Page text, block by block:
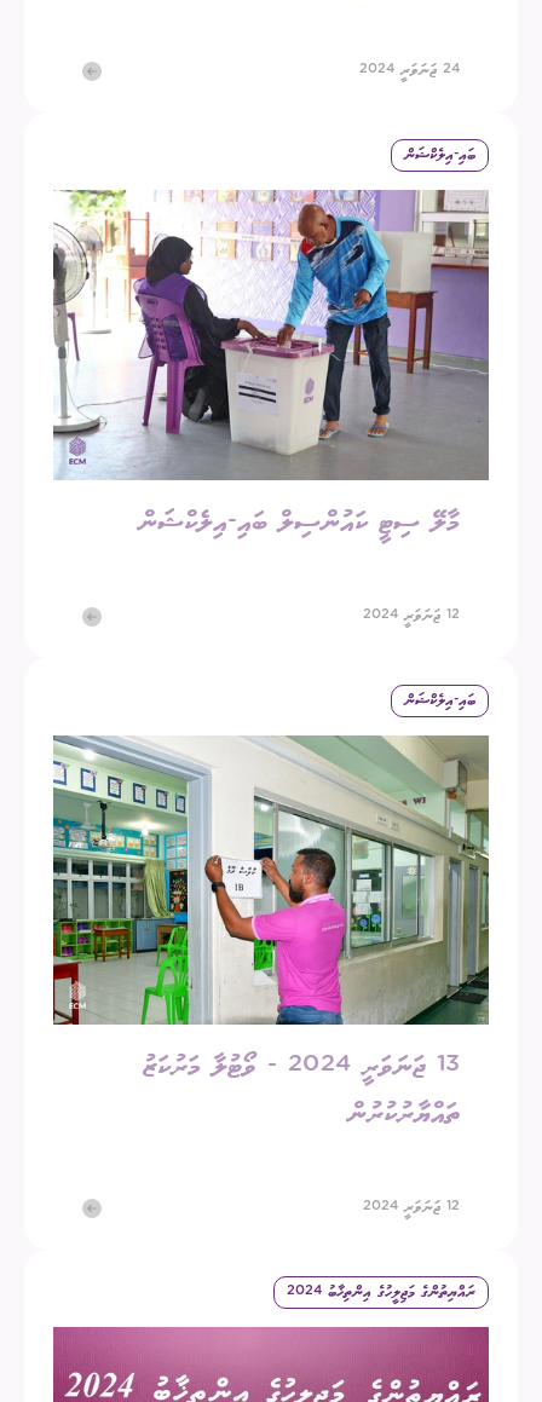
24 ޖަނަވަރީ 2024
ބައި-އިލެކްޝަން
މާލޭ ސިޓީ ކައުންސިލް ބައި-އިލެކްޝަން
12 ޖަނަވަރީ 2024
ބައި-އިލެކްޝަން
13 ޖަނަވަރީ 2024 - ވޯޓުލާ މަރުކަޒު
ތައްޔާރުކުރުން
12 ޖަނަވަރީ 2024
ރައްޔިތުންގެ މަޖިލީހުގެ އިންތިޚާބު 2024